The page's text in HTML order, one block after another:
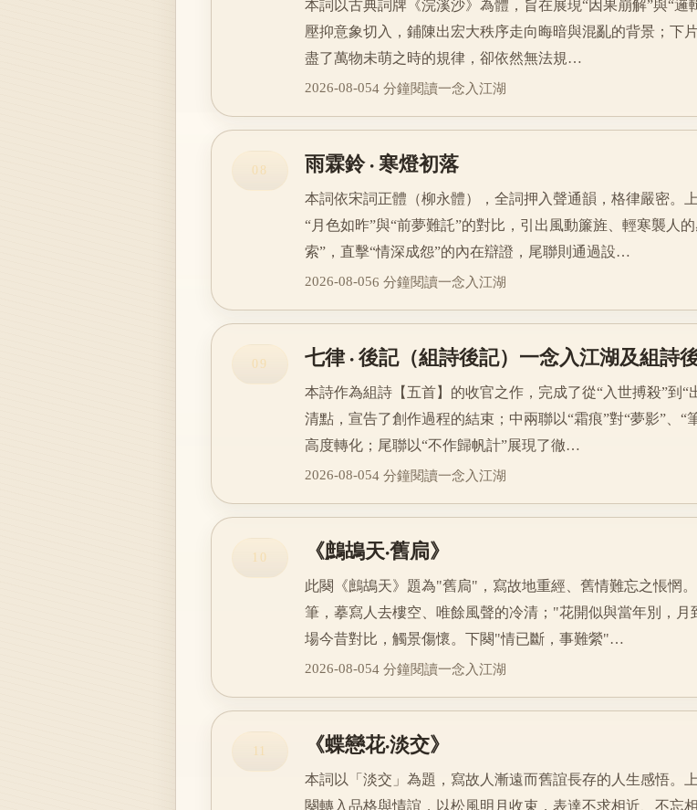
本詞以古典詞牌《浣溪沙》為體，旨在展現“因果崩解”與“邏
壓抑意象切入，鋪陳出宏大秩序走向晦暗與混亂的背景；
盡了萬物未萌之時的規律，卻依然無法規…
2026-08-054 分鐘閱讀一念入江湖
08 雨霖鈴 · 寒燈初落
本詞依宋詞正體（柳永體），全詞押入聲通韻，格律嚴密。
“月色如昨”與“前夢難託”的對比，引出風動簾旌、輕寒襲人
索”，直擊“情深成怨”的內在辯證，尾聯則通過設…
2026-08-056 分鐘閱讀一念入江湖
09 七律 · 後記（組詩後記）一念入江湖及組詩
本詩作為組詩【五首】的收官之作，完成了從“入世搏殺”到
清點，宣告了創作過程的結束；中兩聯以“霜痕”對“夢影”、“
高度轉化；尾聯以“不作歸帆計”展現了徹…
2026-08-054 分鐘閱讀一念入江湖
10 《鷓鴣天·舊扃》
此闋《鷓鴣天》題為"舊扃"，寫故地重經、舊情難忘之悵惘
筆，摹寫人去樓空、唯餘風聲的冷清；"花開似與當年別，
場今昔對比，觸景傷懷。下闋"情已斷，事難縈"…
2026-08-054 分鐘閱讀一念入江湖
《蝶戀花·淡交》
本詞以「淡交」為題，寫故人漸遠而舊誼長存的人生感悟。
闋轉入品格與情誼，以松風明月收束，表達不求相近、不忘